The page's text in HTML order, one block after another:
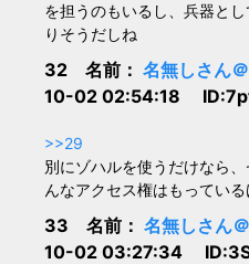
を担うのもいるし、兵器と
りそうだしね
32 名前： 名無しさん
10-02 02:54:18
>>29
別にゾハルを使うだけなら
んなアクセス権はもってい
33 名前： 名無しさん
10-02 03:27:34